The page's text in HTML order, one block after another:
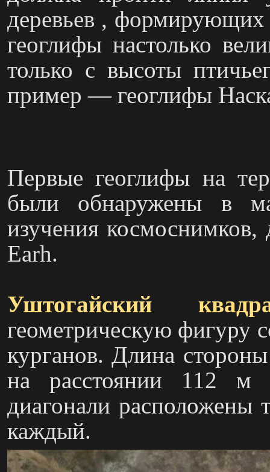
деревьев ,
геоглифы настолько
только с высоты
пример—геоглифы
Первые геоглифы на
были обнаружены в
изучения
Earh.
Уштогайский
геометрическую фигуру
курганов. Длина
на расстоянии 112 м
диагонали расположены
каждый.